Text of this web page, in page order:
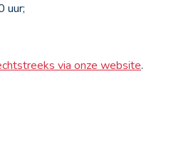
uur;
via onze website.